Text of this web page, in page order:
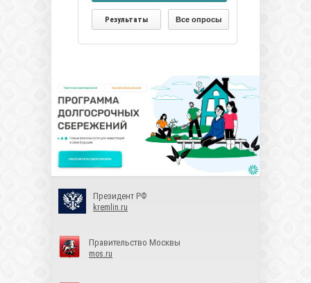
Результаты Все опросы
Президент РФ
kremlin.ru
Правительство Москвы
mos.ru